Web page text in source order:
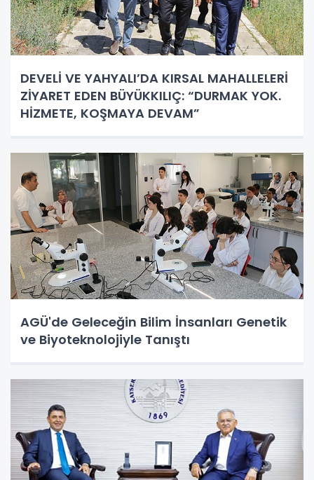
DEVELİ VE YAHYALI’DA KIRSAL MAHALLELERİ
ZİYARET EDEN BÜYÜKKILIÇ: “DURMAK YOK.
HİZMETE, KOŞMAYA DEVAM”
AGÜ'de Geleceğin Bilim İnsanları Genetik
ve Biyoteknolojiyle Tanıştı